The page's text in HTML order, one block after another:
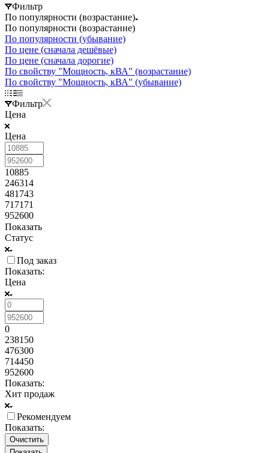
Фильтр
По популярности (возрастание)
По популярности (возрастание)
По популярности (убывание)
По цене (сначала дешёвые)
По цене (сначала дорогие)
По свойству "Мощность, кВА" (возрастание)
По свойству "Мощность, кВА" (убывание)
Фильтр
Цена
Цена
10885
246314
481743
717171
952600
Показать
Статус
Под заказ
Показать:
Цена
0
238150
476300
714450
952600
Показать:
Хит продаж
Рекомендуем
Показать:
Очистить